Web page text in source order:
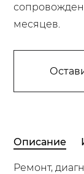
месяцев.
Описание
Ремонт,